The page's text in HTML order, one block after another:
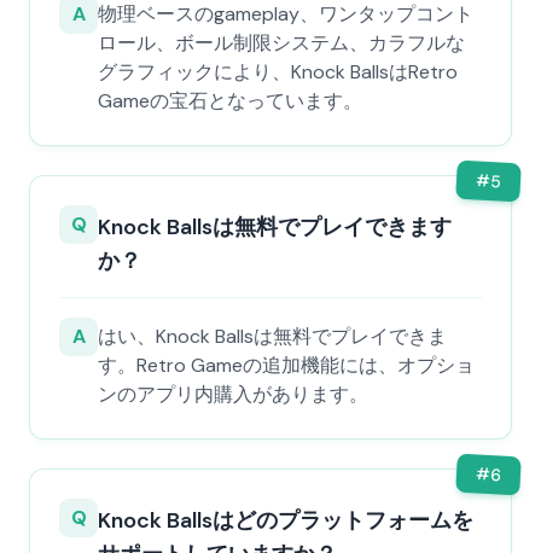
A 物理ベースのgameplay、ワンタップコント
ロール、ボール制限システム、カラフルな
グラフィックにより、Knock BallsはRetro
Gameの宝石となっています。
#5
Q Knock Ballsは無料でプレイできます
か？
A はい、Knock Ballsは無料でプレイできま
す。Retro Gameの追加機能には、オプショ
ンのアプリ内購入があります。
#6
Q Knock Ballsはどのプラットフォームを